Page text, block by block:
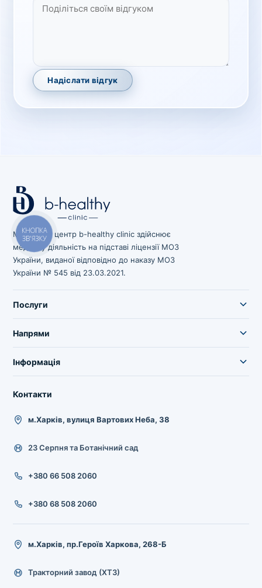
Надіслати відгук
Медичний центр b-healthy clinic здійснює
медичну діяльність на підставі ліцензії МОЗ
України, виданої відповідно до наказу МОЗ
України № 545 від 23.03.2021.
Послуги
Напрями
Інформація
Контакти
м.Харків, вулиця Вартових Неба, 38
23 Серпня та Ботанічний сад
+380 66 508 2060
+380 68 508 2060
м.Харків, пр.Героїв Харкова, 268-Б
Тракторний завод (ХТЗ)
КНОПКА
ЗВ'ЯЗКУ